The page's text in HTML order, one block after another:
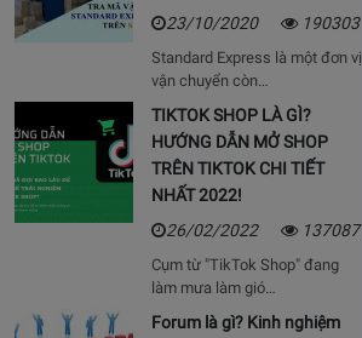
23/10/2020
190303
Standard Express là một đơn vị
vận chuyển còn…
TIKTOK SHOP LÀ GÌ?
HƯỚNG DẪN MỞ SHOP
TRÊN TIKTOK CHI TIẾT
NHẤT 2022!
26/02/2022
137087
Cụm từ "TikTok Shop" đang
làm mưa làm gió…
Forum là gì? Kinh nghiệm